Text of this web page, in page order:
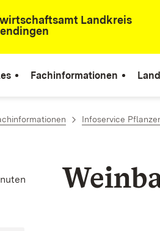
Landkreis
Fachinformationen
Infoservice